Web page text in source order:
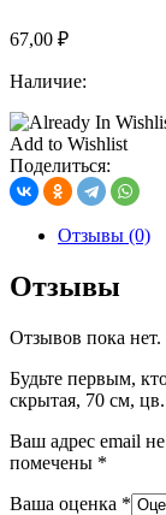
67,00 ₽
Наличие:
Add to Wishlist
Поделиться:
Отзывы (0)
Отзывы
Отзывов пока нет.
Будьте первым,
скрытая, 70 см,
Ваш адрес email
помечены *
Ваша оценка *